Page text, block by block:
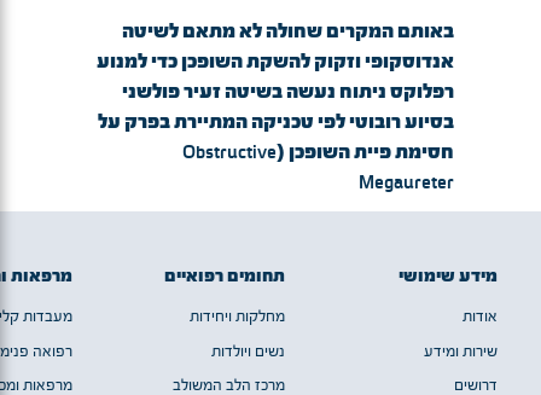
באותם המקרים שחולה לא מתאם לשיטה
אנדוסקופי וזקוק להשקת השופכן כדי למנוע
רפלוקס ניתוח נעשה בשיטה זעיר פולשני
בסיוע רובוטי לפי טכניקה המתיירת בפרק על
חסימת פיית השופכן (Obstructive
Megaureter
מידע שימושי
אודות
שירות ומידע
דרושים
תחומים רפואיים
מחלקות ויחידות
נשים ויולדות
מרכז הלב המשולב
מרפאות
מעבדות
רפואה
מרפאות